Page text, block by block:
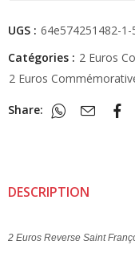
UGS : 64e574251482-1-
Catégories : 2 Euros
2 Euros
Share:
DESCRIPTION
2 Euros Reverse Saint